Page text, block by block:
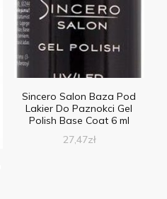
Sincero Salon Baza Pod
Lakier Do Paznokci Gel
Polish Base Coat 6 ml
27,47zł